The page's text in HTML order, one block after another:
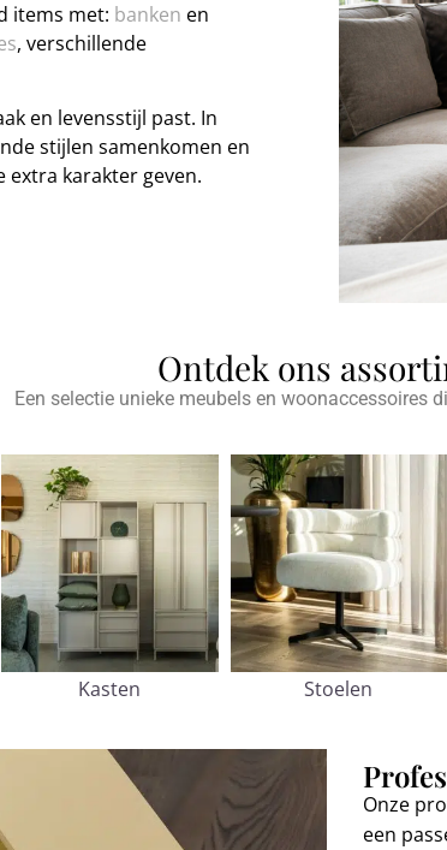
items met: banken en
, verschillende
en levensstijl past. In
stijlen samenkomen en
karakter geven.
Ontdek ons
Een selectie unieke meubels en woonaccessoires
Kasten Stoelen
Onze
een